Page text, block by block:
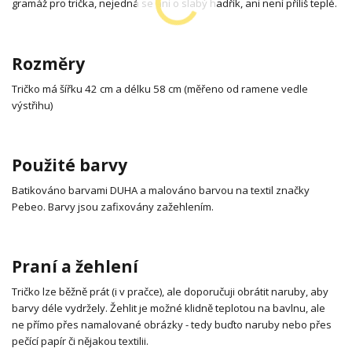
gramáž pro trička, nejedná se ani o slabý hadřík, ani není příliš teplé.
Rozměry
Tričko má šířku 42 cm a délku 58 cm (měřeno od ramene vedle
výstřihu)
Použité barvy
Batikováno barvami DUHA a malováno barvou na textil značky
Pebeo. Barvy jsou zafixovány zažehlením.
Praní a žehlení
Tričko lze běžně prát (i v pračce), ale doporučuji obrátit naruby, aby
barvy déle vydržely. Žehlit je možné klidně teplotou na bavlnu, ale
ne přímo přes namalované obrázky - tedy buďto naruby nebo přes
pečící papír či nějakou textilii.